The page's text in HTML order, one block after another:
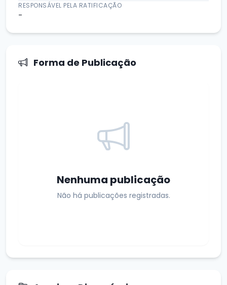
RESPONSÁVEL PELA RATIFICAÇÃO
-
Forma de Publicação
Nenhuma publicação
Não há publicações registradas.